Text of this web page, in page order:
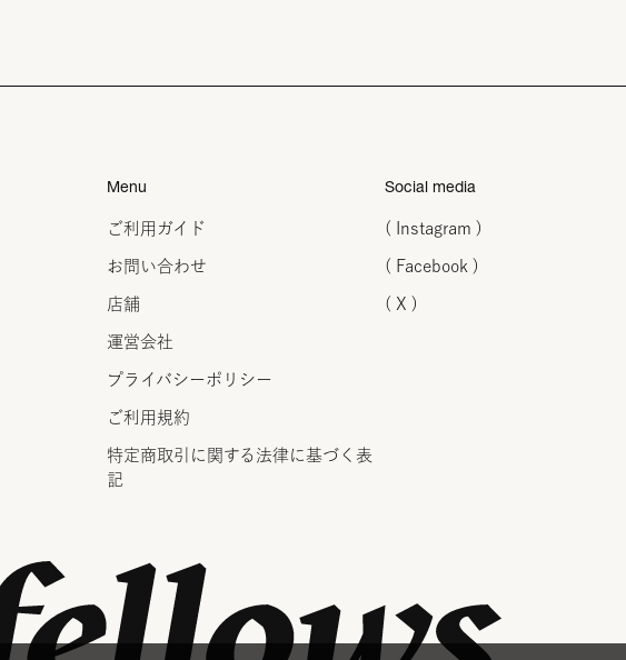
Menu
ご利用ガイド
お問い合わせ
店舗
運営会社
プライバシーポリシー
ご利用規約
特定商取引に関する法律に 基づく表
記
Social media
( Instagram )
( Facebook )
( X )